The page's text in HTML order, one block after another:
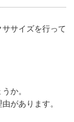
サイズを行って
か。
があります。